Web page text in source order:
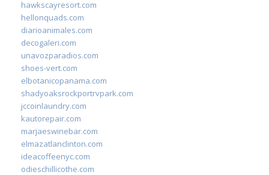
hawkscayresort.com
hellonquads.com
diarioanimales.com
decogaleri.com
unavozparadios.com
shoes-vert.com
elbotanicopanama.com
shadyoaksrockportrvpark.com
jccoinlaundry.com
kautorepair.com
marjaeswinebar.com
elmazatlanclinton.com
ideacoffeenyc.com
odieschillicothe.com